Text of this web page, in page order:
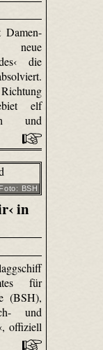
Damen-
neue
die
elf
und
Foto: BSH
in
für
(BSH),
und
offiziell